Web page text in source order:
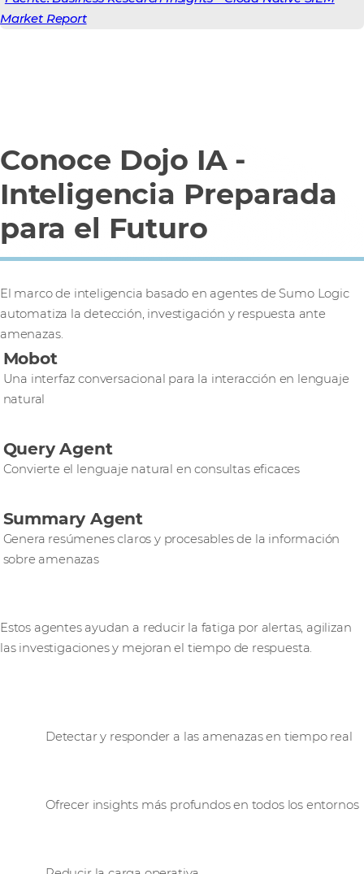
Market Report
Conoce Dojo IA -
Inteligencia Preparada
para el Futuro
El marco de inteligencia basado en agentes de Sumo Logic
automatiza la detección, investigación y respuesta ante
amenazas.
Mobot
Una interfaz conversacional para la interacción en lenguaje
natural
Query Agent
Convierte el lenguaje natural en consultas eficaces
Summary Agent
Genera resúmenes claros y procesables de la información
sobre amenazas
Estos agentes ayudan a reducir la fatiga por alertas, agilizan
las investigaciones y mejoran el tiempo de respuesta.
Detectar y responder a las amenazas en tiempo real
Ofrecer insights más profundos en todos los entornos